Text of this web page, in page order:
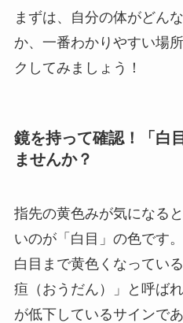
まずは、自分の体がどん
か、一番わかりやすい場
クしてみましょう！
鏡を持って確認！「白
ませんか？
指先の黄色みが気になる
いのが「白目」の色です
白目まで黄色くなってい
疸（おうだん）」と呼ば
が低下しているサインで